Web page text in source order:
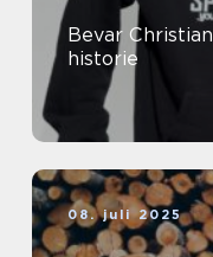
Bevar
historie
08. juli 2025